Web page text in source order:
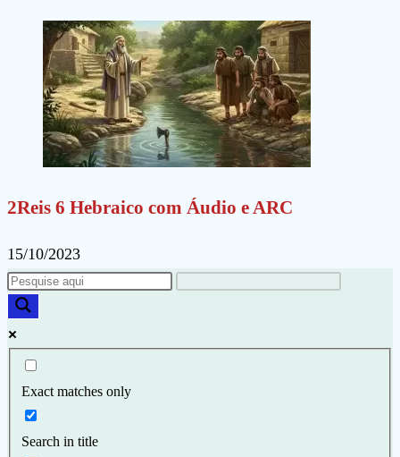
2Reis 6 Hebraico com Áudio e ARC
15/10/2023
Exact matches only
Search in title